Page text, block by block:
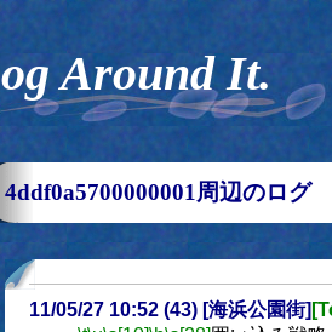
Log Around It.
4ddf0a5700000001周辺のログ
11/05/27 10:52 (43) [海浜公園街]